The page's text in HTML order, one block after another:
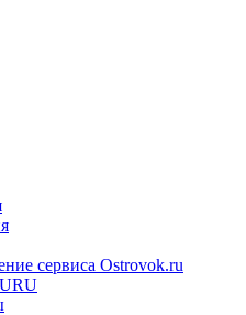
сервиса Ostrovok.ru